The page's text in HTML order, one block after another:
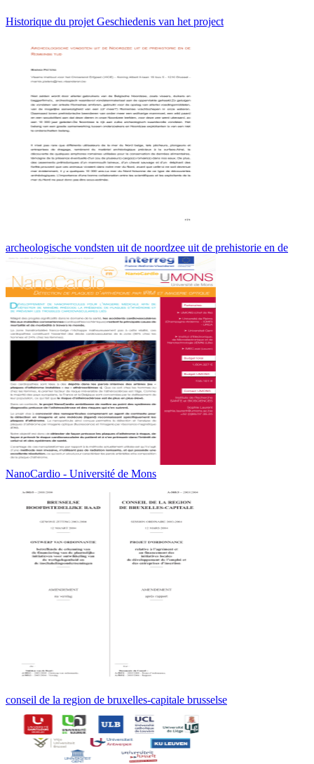
Historique du projet Geschiedenis van het project
archeologische vondsten uit de noordzee uit de prehistorie en de
NanoCardio - Université de Mons
conseil de la region de bruxelles-capitale brusselse